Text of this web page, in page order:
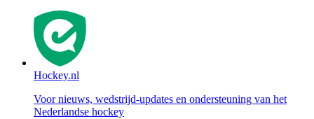
Hockey.nl
Voor nieuws, wedstrijd-updates en ondersteuning van het
Nederlandse hockey